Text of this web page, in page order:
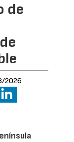
de
2026